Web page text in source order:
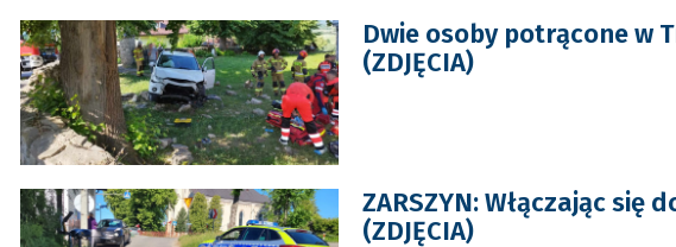
Dwie osoby potrącone w
(ZDJĘCIA)
ZARSZYN: Włączając się
(ZDJĘCIA)